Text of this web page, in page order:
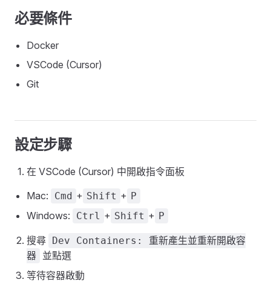
必要條件
Docker
VSCode (Cursor)
Git
設定步驟
在 VSCode (Cursor) 中開啟指令面板
Mac:
Cmd + Shift + P
Windows: Ctrl + Shift + P
搜尋 Dev Containers: 重新產生並重新開啟容
器 並點選
等待容器啟動